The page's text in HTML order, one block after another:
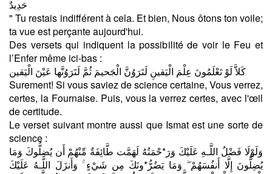
حَدِيدٌ
" Tu restais indifférent à cela. Et bien, Nous ôtons ton voile;
ta vue est perçante aujourd'hui.
Des versets qui indiquent la possibilité de voir le Feu et
l’Enfer même ici-bas :
كَلاَّ لَوْ تَعْلَمُونَ عِلْمَ الْيَقينِ لَتَرَوُنَّ الْجَحيمَ ثُمَّ لَتَرَوُنَّها عَيْنَ الْيَقين
Surement! Si vous saviez de science certaine, Vous verrez,
certes, la Fournaise. Puis, vous la verrez certes, avec l'œil
de certitude.
Le verset suivant montre aussi que Ismat est une sorte de
science :
وَلَوْلَا فَضْلُ اللَّـهِ عَلَيْكَ وَرَ*حْمَتُهُ لَهَمَّت طَّائِفَةٌ مِّنْهُمْ أَن يُضِلُّوكَ وَمَا
يُضِلُّونَ إِلَّا أَنفُسَهُمْ ۖ وَمَا يَضُرُّ*ونَكَ مِن شَيْءٍ ۚ وَأَنزَلَ اللَّـهُ عَلَيْكَ